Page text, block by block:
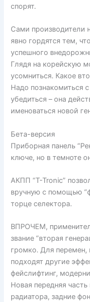
спорят.
Сами производители
явно гордятся тем,
успешного
Глядя на корейскую
усомниться. Какое
Надо познакомиться
убедиться – она
именоваться новой
Бета-версия
Приборная панель
ключе, но в темноте
АКПП “T-Tronic”
вручную с помощью
торце селектора.
ВПРОЧЕМ,
звание “вторая
громко. Для перемен,
подходят другие
фейслифтинг,
Новая передняя
радиатора, задние